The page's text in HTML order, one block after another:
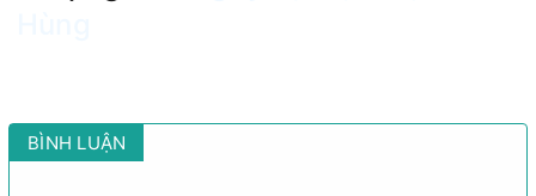
BÌNH LUẬN